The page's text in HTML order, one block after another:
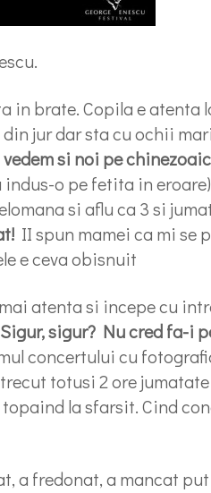
in brate. Copila e atenta
jur dar sta cu ochii
si noi pe
o pe fetita in
si aflu ca 3 si
II spun mamei ca mi se
e ceva obisnuit
atenta si incepe cu
sigur? Nu cred fa-i
concertului cu
totusi 2 ore
la sfarsit. Cind
a fredonat, a mancat